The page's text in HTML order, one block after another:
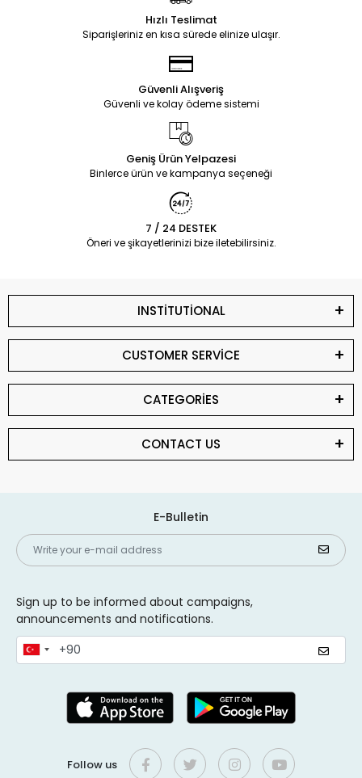
Hızlı Teslimat
Siparişleriniz en kısa sürede elinize ulaşır.
Güvenli Alışveriş
Güvenli ve kolay ödeme sistemi
Geniş Ürün Yelpazesi
Binlerce ürün ve kampanya seçeneği
7 / 24 DESTEK
Öneri ve şikayetlerinizi bize iletebilirsiniz.
INSTİTUTİONAL
CUSTOMER SERVİCE
CATEGORİES
CONTACT US
E-Bulletin
Sign up to be informed about campaigns,
announcements and notifications.
Follow us